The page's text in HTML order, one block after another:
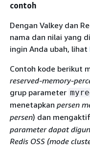
contoh
Dengan Valkey dan
nama dan nilai yang
ingin Anda ubah, lihat
Contoh kode berikut
reserved-memory-
grup parameter
menetapkan persen
persen) dan
parameter dapat
Redis OSS (mode